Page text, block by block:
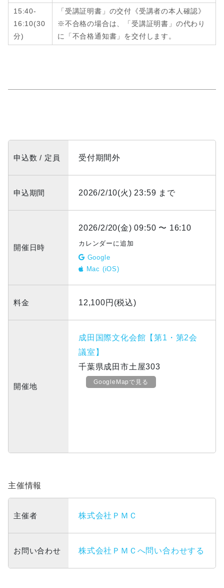
15:40-
16:10(30
分)
「受講証明書」の交付《受講者の本人確認》
※不合格の場合は、「受講証明書」の代わり
に「不合格通知書」を交付します。
申込数 / 定員 受付期間外
申込期間 2026/2/10(火) 23:59 まで
開催日時
2026/2/20(金) 09:50 〜 16:10
カレンダーに追加
Google
Mac (iOS)
料金 12,100円(税込)
開催地
成田国際文化会館【第1・第2会
議室】
千葉県成田市土屋303
GoogleMapで見る
主催情報
主催者 株式会社ＰＭＣ
お問い合わせ 株式会社ＰＭＣへ問い合わせする